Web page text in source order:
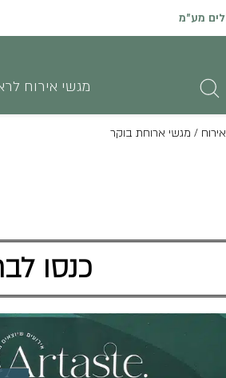
יתקבלו עד שני ימי עסקים קודם לאירוע
מגשי אירוח
/ מגשי ארוחת בוקר
כנסו